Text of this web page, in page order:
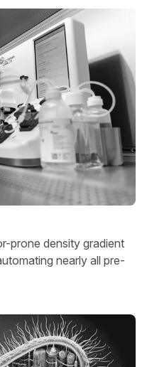
prone density gradient
nearly all pre-